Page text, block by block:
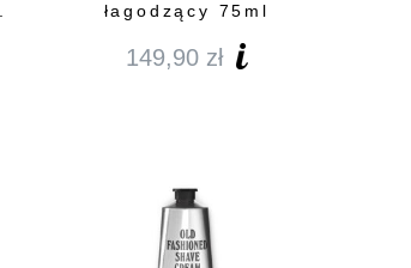
łagodzący 75ml
149,90 zł